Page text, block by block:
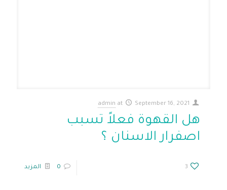
admin at September 16, 2021
هل القهوة فعلاً تسبب
اصفرار الاسنان ؟
3
0 المزيد